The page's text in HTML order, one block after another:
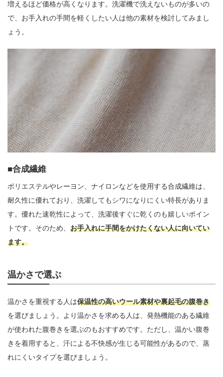
増えるほど価格が高くなります。洗濯機で洗えないものが多いの
で、お手入れの手間を軽くしたい人は他の素材を検討してみまし
ょう。
合成繊維
ポリエステルやレーヨン、ナイロンなどを使用する合成繊維は、
耐久性に優れており、洗濯してもシワになりにくい特長がありま
す。優れた速乾性によって、洗濯後すぐに乾くのも嬉しいポイン
トです。そのため、 お手入れに手間をかけたくない人に向いてい
ます。
温かさで選ぶ
温かさを重視する人は保温性の高いウール素材や裏起毛の腹巻き
を選びましょう。より温かさを求める人は、発熱機能のある繊維
が使われた腹巻きを選ぶのもおすすめです。ただし、温かい腹巻
きを着用すると、汗による不快感が生じる可能性があるので、蒸
れにくいタイプを選びましょう。